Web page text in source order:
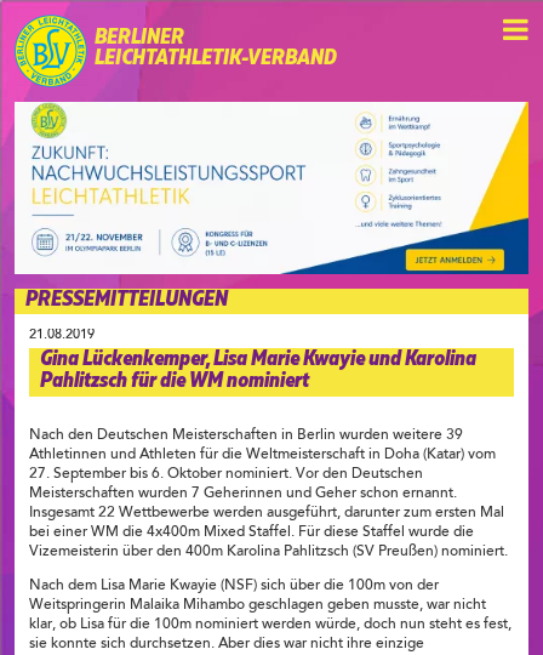
BERLINER
LEICHTATHLETIK-VERBAND
PRESSEMITTEILUNGEN
21.08.2019
Gina Lückenkemper, Lisa Marie Kwayie und Karolina
Pahlitzsch für die WM nominiert
Nach den Deutschen Meisterschaften in Berlin wurden weitere 39
Athletinnen und Athleten für die Weltmeisterschaft in Doha (Katar) vom
27. September bis 6. Oktober nominiert. Vor den Deutschen
Meisterschaften wurden 7 Geherinnen und Geher schon ernannt.
Insgesamt 22 Wettbewerbe werden ausgeführt, darunter zum ersten Mal
bei einer WM die 4x400m Mixed Staffel. Für diese Staffel wurde die
Vizemeisterin über den 400m Karolina Pahlitzsch (SV Preußen) nominiert.
Nach dem Lisa Marie Kwayie (NSF) sich über die 100m von der
Weitspringerin Malaika Mihambo geschlagen geben musste, war nicht
klar, ob Lisa für die 100m nominiert werden würde, doch nun steht es fest,
sie konnte sich durchsetzen. Aber dies war nicht ihre einzige